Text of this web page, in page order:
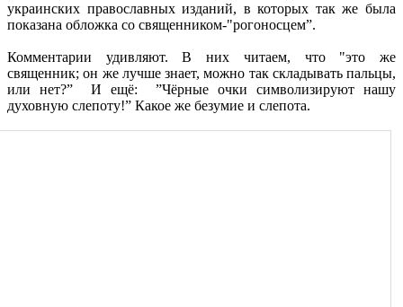
украинских православных изданий, в которых так же была
показана обложка со священником-"рогоносцем”.
Комментарии удивляют. В них читаем, что "это же
священник; он же лучше знает, можно так складывать пальцы,
или нет?” И ещё: ”Чёрные очки символизируют нашу
духовную слепоту!” Какое же безумие и слепота.